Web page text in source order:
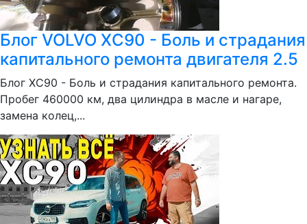
Блог VOLVO XC90 - Боль и страдания
капитального ремонта двигателя 2.5
Блог XC90 - Боль и страдания капитального ремонта.
Пробег 460000 км, два цилиндра в масле и нагаре,
замена колец,...